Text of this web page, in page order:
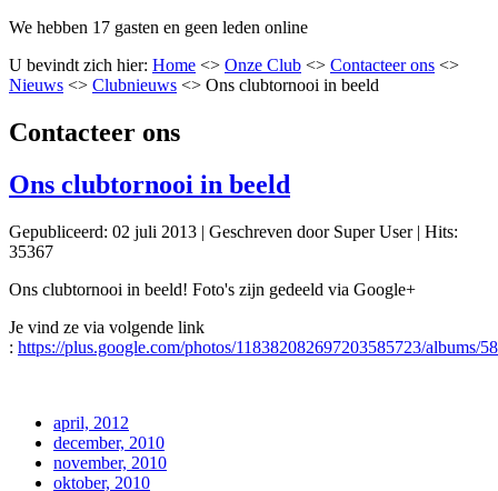
We hebben 17 gasten en geen leden online
U bevindt zich hier: Home <> Onze Club <> Contacteer ons <>
Nieuws <> Clubnieuws <> Ons clubtornooi in beeld
Contacteer ons
Ons clubtornooi in beeld
Gepubliceerd: 02 juli 2013 | Geschreven door Super User| Hits:
35367
Ons clubtornooi in beeld! Foto's zijn gedeeld via Google+
Je vind ze via volgende link
: https://plus.google.com/photos/118382082697203585723/albums/
april, 2012
december, 2010
november, 2010
oktober, 2010